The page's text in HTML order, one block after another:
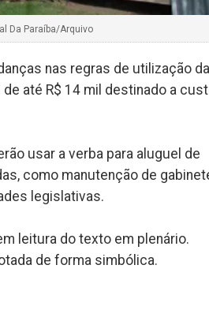
Da Paraíba/Arquivo
nas regras de utilização da
até R$ 14 mil destinado a
usar a verba para aluguel de
como manutenção de
legislativas.
leitura do texto em plenário.
de forma simbólica.